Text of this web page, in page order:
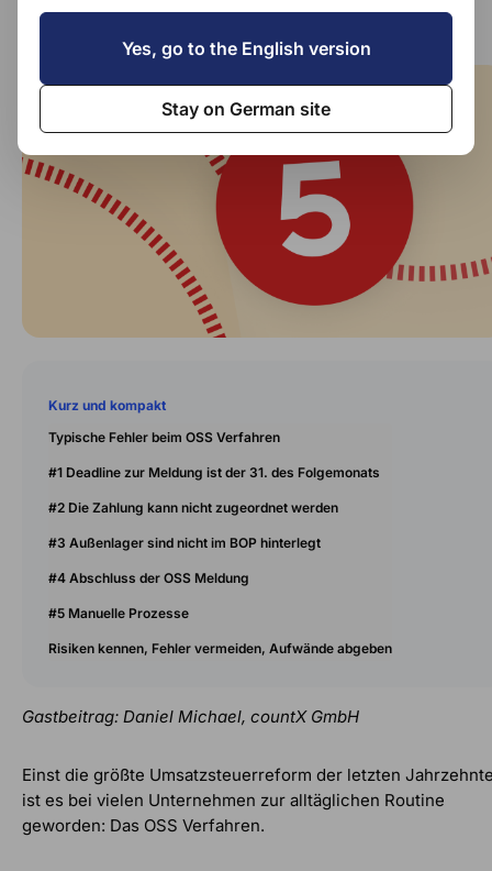
viele nichts wissen
Kurz und kompakt
Typische Fehler beim OSS Verfahren
#1 Deadline zur Meldung ist der 31. des Folgemonats
#2 Die Zahlung kann nicht zugeordnet werden
#3 Außenlager sind nicht im BOP hinterlegt
#4 Abschluss der OSS Meldung
#5 Manuelle Prozesse
Risiken kennen, Fehler vermeiden, Aufwände abgeben
Gastbeitrag: Daniel Michael, countX GmbH
Einst die größte Umsatzsteuerreform der letzten
ist es bei vielen Unternehmen zur alltäglichen Routine
geworden: Das OSS Verfahren.
Yes, go to the English version
Stay on German site